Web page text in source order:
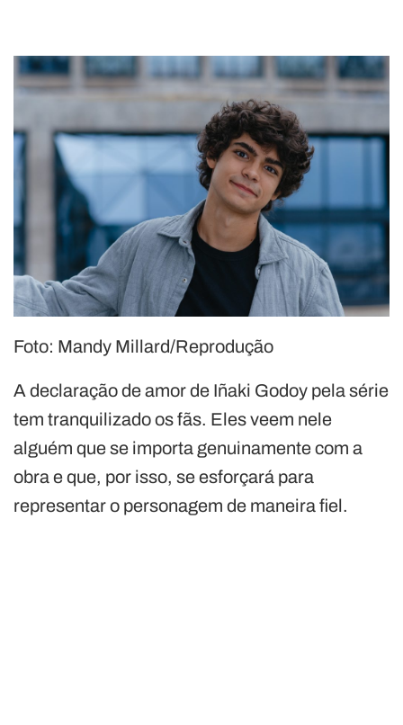
Foto: Mandy Millard/Reprodução
A declaração de amor de Iñaki Godoy pela série
tem tranquilizado os fãs. Eles veem nele
alguém que se importa genuinamente com a
obra e que, por isso, se esforçará para
representar o personagem de maneira fiel.